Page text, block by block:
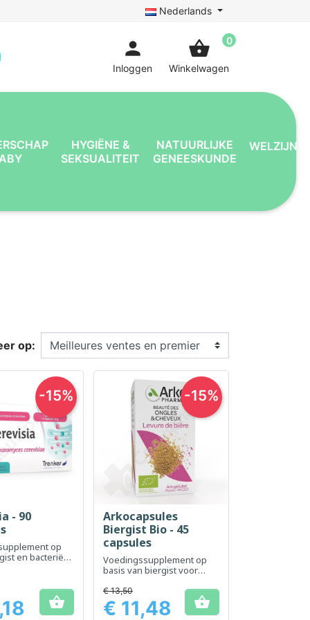
Nederlands
person
Inloggen
shopping_basket 0
Winkelwagen
HYGIËNE &
SEKSUALITEIT
NATUURLIJKE
GENEESKUNDE
WELZIJN
op:
bekijken
- 90
op
en bacteriën

-15%
Snel bekijken
Arkocapsules
Biergist Bio - 45
capsules
Voedingssupplement op
basis van biergist voor
en schoonheid van haar en
huid.
Prijs
€ 13,50
€ 11,48 
-15%